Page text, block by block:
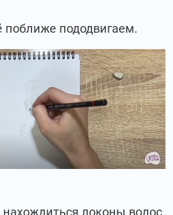
поближе пододвигаем.
нахождиться локоны волос.